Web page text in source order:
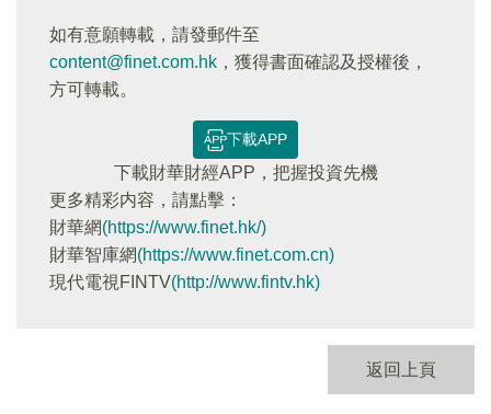
如有意願轉載，請發郵件至
content@finet.com.hk ，獲得書面確認及授權後，
方可轉載。
下載APP
下載財華財經APP，把握投資先機
更多精彩内容，請點擊：
財華網(https://www.finet.hk/)
財華智庫網(https://www.finet.com.cn)
現代電視FINTV(http://www.fintv.hk)
返回上頁